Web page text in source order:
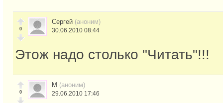
0
Сергей (аноним)
30.06.2010 08:44
Этож надо столько "Читать"!!!
0
М (аноним)
29.06.2010 17:46